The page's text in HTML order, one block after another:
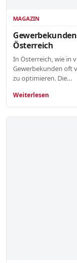
MAGAZIN
Österreich
In Österreich, wie in
Gewerbekunden oft
zu optimieren. Die…
Weiterlesen